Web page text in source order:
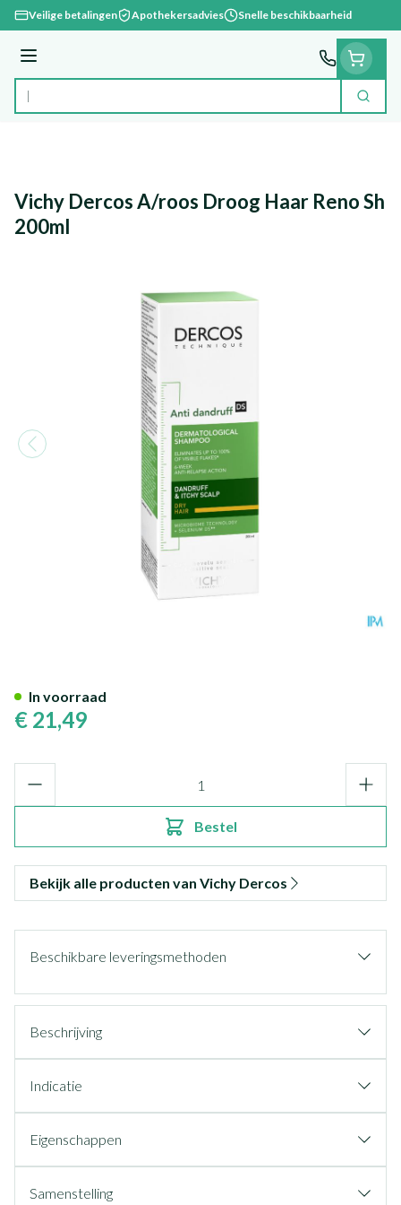
Ga naar de inhoud
Veilige betalingen Apothekersadvies Snelle beschikbaarheid
Menu
Product, merk, categorie... Zoek
Vichy Dercos A/roos Droog Haar Reno Sh
200ml
€ 21,49
Bestel
In voorraad
Bekijk alle producten van Vichy Dercos
Beschikbare leveringsmethoden
Beschrijving
Indicatie
Eigenschappen
Samenstelling